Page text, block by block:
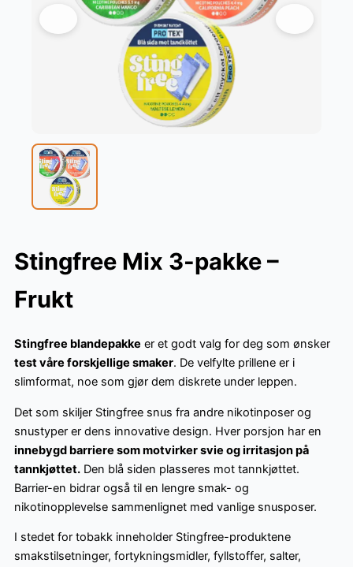
Stingfree Mix 3-pakke –
Frukt
Stingfree blandepakke er et godt valg for deg som ønsker
test våre forskjellige smaker. De velfylte prillene er i
slimformat, noe som gjør dem diskrete under leppen.
Det som skiljer Stingfree snus fra andre nikotinposer og
snustyper er dens innovative design. Hver porsjon har en
innebygd barriere som motvirker svie og irritasjon på
tannkjøttet. Den blå siden plasseres mot tannkjøttet.
Barrier-en bidrar også til en lengre smak- og
nikotinopplevelse sammenlignet med vanlige snusposer.
I stedet for tobakk inneholder Stingfree-produktene
smakstilsetninger, fortykningsmidler, fyllstoffer, salter,